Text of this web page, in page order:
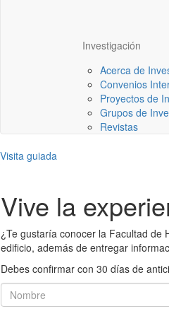
Investigación
Acerca de
Convenios
Proyectos de
Grupos de
Revistas
Visita guiada
Vive la
¿Te gustaría conocer la Facultad de
edificio, además de entregar
Debes confirmar con 30 días de
Nombre